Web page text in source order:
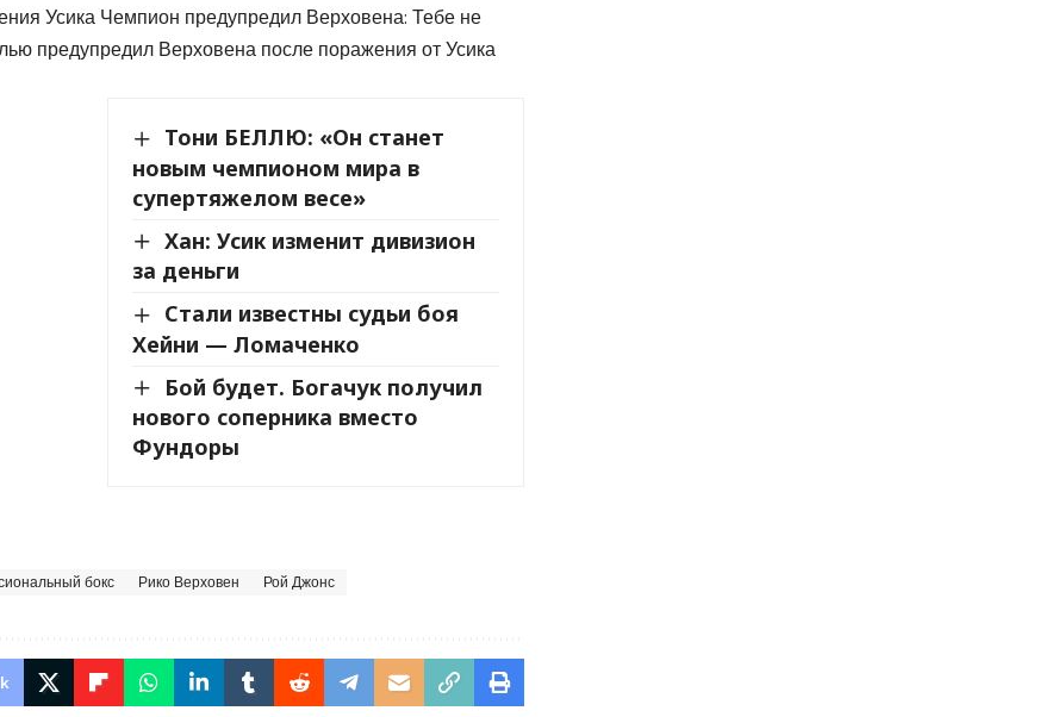
Усика Чемпион предупредил Верховена: Тебе не
предупредил Верховена после поражения от Усика
Тони БЕЛЛЮ: «Он станет
новым чемпионом мира в
супертяжелом весе»
Хан: Усик изменит дивизион
за деньги
Стали известны судьи боя
Хейни — Ломаченко
Бой будет. Богачук получил
нового соперника вместо
Фундоры
бокс Рико Верховен Рой Джонс